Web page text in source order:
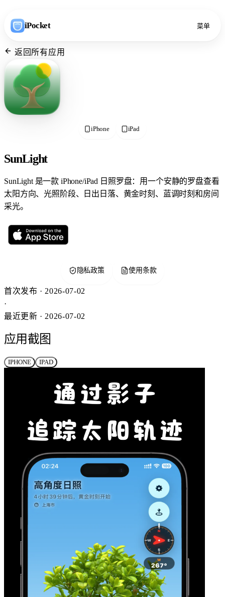
iPocket 菜单
返回所有应用
iPhone iPad
SunLight
SunLight 是一款 iPhone/iPad 日照罗盘：用一个安静的罗盘查看
太阳方向、光照阶段、日出日落、黄金时刻、蓝调时刻和房间
采光。
隐私政策 使用条款
首次发布 · 2026-07-02
·
最近更新 · 2026-07-02
应用截图
IPHONE IPAD